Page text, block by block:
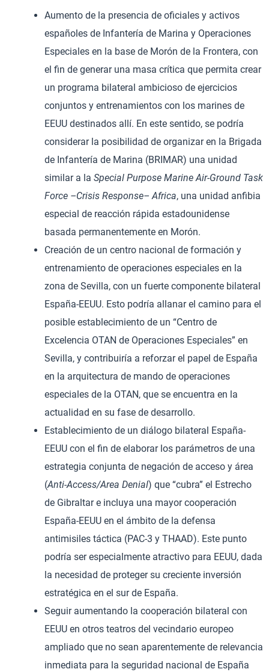
Aumento de la presencia de oficiales y activos
españoles de Infantería de Marina y Operaciones
Especiales en la base de Morón de la Frontera, con
el fin de generar una masa crítica que permita crear
un programa bilateral ambicioso de ejercicios
conjuntos y entrenamientos con los marines de
EEUU destinados allí. En este sentido, se podría
considerar la posibilidad de organizar en la Brigada
de Infantería de Marina (BRIMAR) una unidad
similar a la Special Purpose Marine Air-Ground Task
Force –Crisis Response– Africa, una unidad anfibia
especial de reacción rápida estadounidense
basada permanentemente en Morón.
Creación de un centro nacional de formación y
entrenamiento de operaciones especiales en la
zona de Sevilla, con un fuerte componente bilateral
España-EEUU. Esto podría allanar el camino para el
posible establecimiento de un “Centro de
Excelencia OTAN de Operaciones Especiales” en
Sevilla, y contribuiría a reforzar el papel de España
en la arquitectura de mando de operaciones
especiales de la OTAN, que se encuentra en la
actualidad en su fase de desarrollo.
Establecimiento de un diálogo bilateral España-
EEUU con el fin de elaborar los parámetros de una
estrategia conjunta de negación de acceso y área
(Anti-Access/Area Denial) que “cubra” el Estrecho
de Gibraltar e incluya una mayor cooperación
España-EEUU en el ámbito de la defensa
antimisiles táctica (PAC-3 y THAAD). Este punto
podría ser especialmente atractivo para EEUU, dada
la necesidad de proteger su creciente inversión
estratégica en el sur de España.
Seguir aumentando la cooperación bilateral con
EEUU en otros teatros del vecindario europeo
ampliado que no sean aparentemente de relevancia
inmediata para la seguridad nacional de España